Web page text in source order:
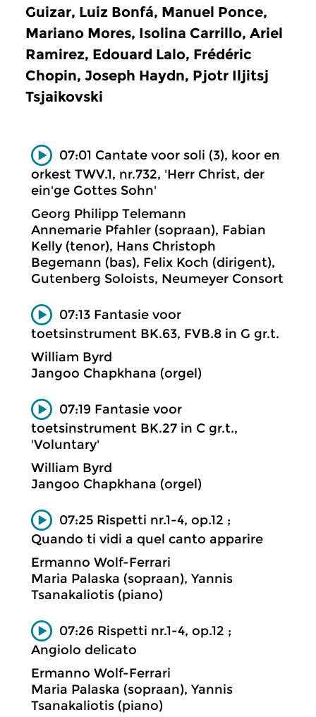
Guizar, Luiz Bonfá, Manuel Ponce,
Mariano Mores, Isolina Carrillo, Ariel
Ramirez, Edouard Lalo, Frédéric
Chopin, Joseph Haydn, Pjotr Iljitsj
Tsjaikovski
07:01 Cantate voor soli (3), koor en
orkest TWV.1, nr.732, 'Herr Christ, der
ein'ge Gottes Sohn'
Georg Philipp Telemann
Annemarie Pfahler (sopraan), Fabian
Kelly (tenor), Hans Christoph
Begemann (bas), Felix Koch (dirigent),
Gutenberg Soloists, Neumeyer Consort
07:13 Fantasie voor
toetsinstrument BK.63, FVB.8 in G gr.t.
William Byrd
Jangoo Chapkhana (orgel)
07:19 Fantasie voor
toetsinstrument BK.27 in C gr.t.,
'Voluntary'
William Byrd
Jangoo Chapkhana (orgel)
07:25 Rispetti nr.1-4, op.12 ;
Quando ti vidi a quel canto apparire
Ermanno Wolf-Ferrari
Maria Palaska (sopraan), Yannis
Tsanakaliotis (piano)
07:26 Rispetti nr.1-4, op.12 ;
Angiolo delicato
Ermanno Wolf-Ferrari
Maria Palaska (sopraan), Yannis
Tsanakaliotis (piano)